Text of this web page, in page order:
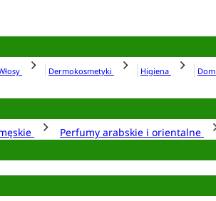
Dermokosmetyki Higiena Dom
Perfumy arabskie i orientalne